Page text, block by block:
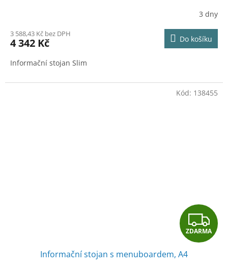
R
M
A
3 dny
3 588,43 Kč bez DPH
4 342 Kč Do košíku
Informační stojan Slim
Z
D
ZDARMA
Informační stojan s menuboardem, A4
Kód: 138455